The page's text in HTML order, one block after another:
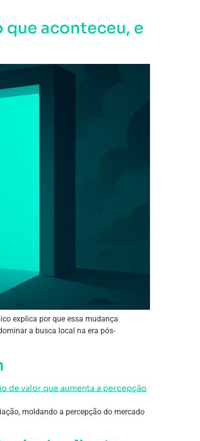
que aconteceu, e
explica por que essa mudança
a busca local na era pós-
moldando a percepção do mercado